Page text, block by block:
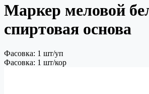
Маркер меловой
спиртовая основа
Фасовка: 1 шт/уп
Фасовка: 1 шт/кор